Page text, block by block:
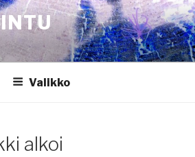
Valikko
alkoi